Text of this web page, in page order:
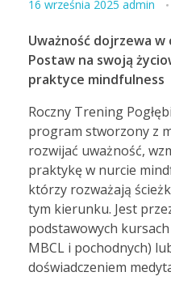
16 września 2025 admin
Uważność dojrzewa w
Postaw na swoją
praktyce mindfulness
Roczny Trening
program stworzony z
rozwijać uważność,
praktykę w nurcie
którzy rozważają
tym kierunku. Jest
podstawowych
MBCL i pochodnych)
doświadczeniem